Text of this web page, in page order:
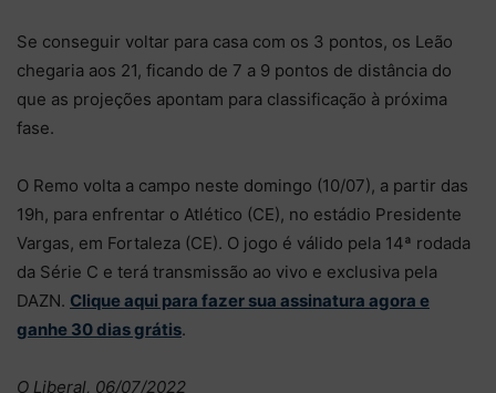
Se conseguir voltar para casa com os 3 pontos, os Leão
chegaria aos 21, ficando de 7 a 9 pontos de distância do
que as projeções apontam para classificação à próxima
fase.
O Remo volta a campo neste domingo (10/07), a partir das
19h, para enfrentar o Atlético (CE), no estádio Presidente
Vargas, em Fortaleza (CE). O jogo é válido pela 14ª rodada
da Série C e terá transmissão ao vivo e exclusiva pela
DAZN. Clique aqui para fazer sua assinatura agora e
ganhe 30 dias grátis.
O Liberal, 06/07/2022